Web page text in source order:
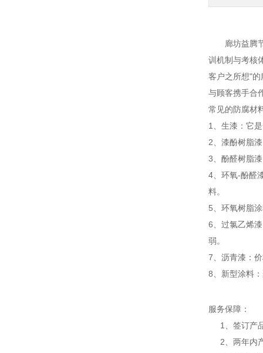
廊坊益腾节
训机制与考核
客户之所想"
与顾客携手合
常见的防腐材
1、生漆：它
2、漆酚树脂
3、酚醛树脂
4、环氧-酚醛
料。
5、环氧树脂
6、过氯乙烯
弱。
7、沥青漆：
8、新型涂料
服务保障：
1、签订产
2、两年内产